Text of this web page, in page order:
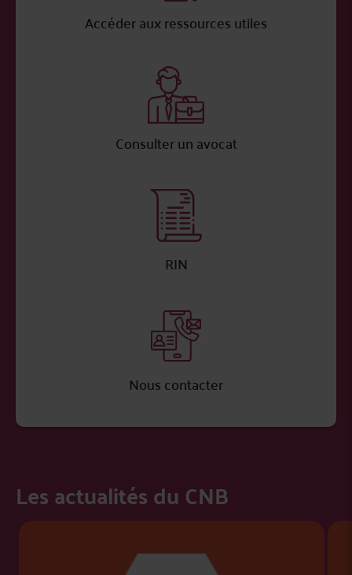
Accéder aux ressources utiles
Consulter un avocat
RIN
Nous contacter
Les actualités du CNB